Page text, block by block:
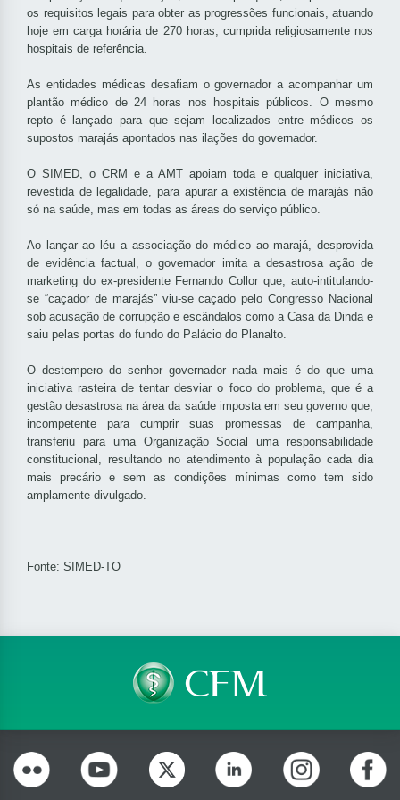
os requisitos legais para obter as progressões funcionais, atuando
hoje em carga horária de 270 horas, cumprida religiosamente nos
hospitais de referência.
As entidades médicas desafiam o governador a acompanhar um
plantão médico de 24 horas nos hospitais públicos. O mesmo
repto é lançado para que sejam localizados entre médicos os
supostos marajás apontados nas ilações do governador.
O SIMED, o CRM e a AMT apoiam toda e qualquer iniciativa,
revestida de legalidade, para apurar a existência de marajás não
só na saúde, mas em todas as áreas do serviço público.
Ao lançar ao léu a associação do médico ao marajá, desprovida
de evidência factual, o governador imita a desastrosa ação de
marketing do ex-presidente Fernando Collor que, auto-intitulando-
se “caçador de marajás” viu-se caçado pelo Congresso Nacional
sob acusação de corrupção e escândalos como a Casa da Dinda e
saiu pelas portas do fundo do Palácio do Planalto.
O destempero do senhor governador nada mais é do que uma
iniciativa rasteira de tentar desviar o foco do problema, que é a
gestão desastrosa na área da saúde imposta em seu governo que,
incompetente para cumprir suas promessas de campanha,
transferiu para uma Organização Social uma responsabilidade
constitucional, resultando no atendimento à população cada dia
mais precário e sem as condições mínimas como tem sido
amplamente divulgado.
Fonte: SIMED-TO